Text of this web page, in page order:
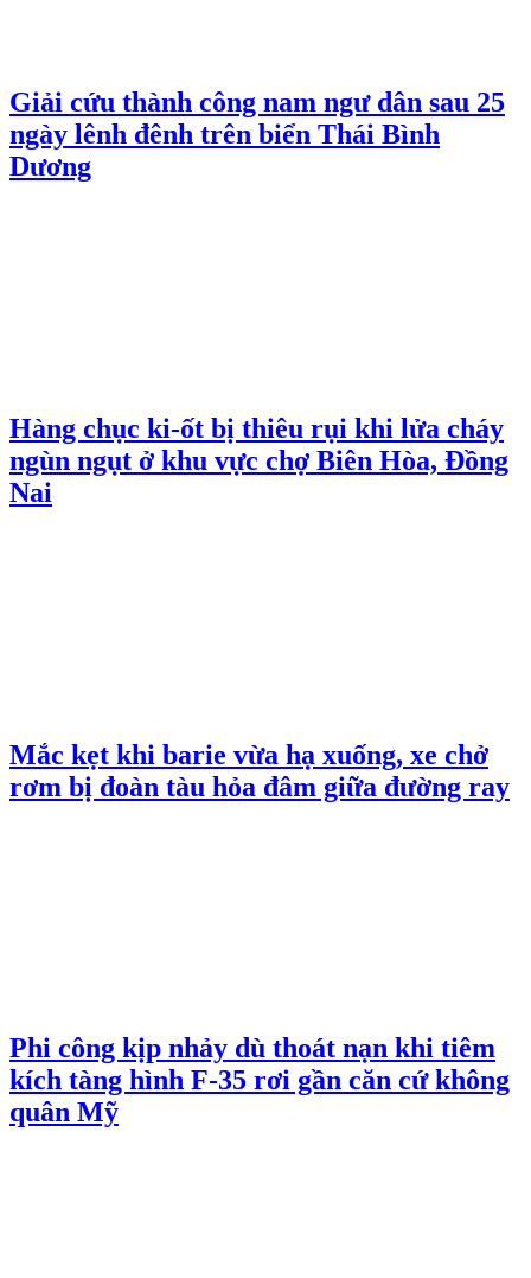
Giải cứu thành công nam ngư dân sau 25
ngày lênh đênh trên biển Thái Bình
Dương
Hàng chục ki-ốt bị thiêu rụi khi lửa cháy
ngùn ngụt ở khu vực chợ Biên Hòa, Đồng
Nai
Mắc kẹt khi barie vừa hạ xuống, xe chở
rơm bị đoàn tàu hỏa đâm giữa đường ray
Phi công kịp nhảy dù thoát nạn khi tiêm
kích tàng hình F-35 rơi gần căn cứ không
quân Mỹ